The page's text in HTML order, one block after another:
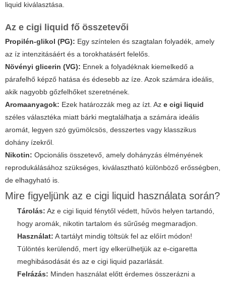
liquid kiválasztása.
Az e cigi liquid fő összetevői
Propilén-glikol (PG): Egy színtelen és szagtalan folyadék, amely
az íz intenzitásáért és a torokhatásért felelős.
Növényi glicerin (VG): Ennek a folyadéknak kiemelkedő a
párafelhő képző hatása és édesebb az íze. Azok számára ideális,
akik nagyobb gőzfelhőket szeretnének.
Aromaanyagok: Ezek határozzák meg az ízt. Az e cigi liquid
széles választéka miatt bárki megtalálhatja a számára ideális
aromát, legyen szó gyümölcsös, desszertes vagy klasszikus
dohány ízekről.
Nikotin: Opcionális összetevő, amely dohányzás élményének
reprodukálásához szükséges, kiválasztható különböző erősségben,
de elhagyható is.
Mire figyeljünk az e cigi liquid használata során?
Tárolás: Az e cigi liquid fénytől védett, hűvös helyen tartandó,
hogy aromák, nikotin tartalom és sűrűség megmaradjon.
Használat: A tartályt mindig töltsük fel az előírt módon!
Túlöntés kerülendő, mert így elkerülhetjük az e-cigaretta
meghibásodását és az e cigi liquid pazarlását.
Felrázás: Minden használat előtt érdemes összerázni a